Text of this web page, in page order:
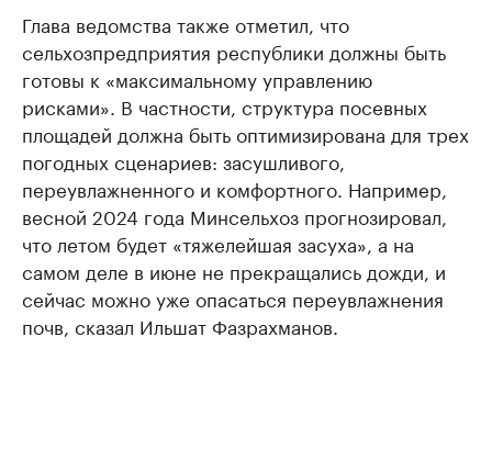
Глава ведомства также отметил, что
сельхозпредприятия республики должны быть
готовы к «максимальному управлению
рисками». В частности, структура посевных
площадей должна быть оптимизирована для трех
погодных сценариев: засушливого,
переувлажненного и комфортного. Например,
весной 2024 года Минсельхоз прогнозировал,
что летом будет «тяжелейшая засуха», а на
самом деле в июне не прекращались дожди, и
сейчас можно уже опасаться переувлажнения
почв, сказал Ильшат Фазрахманов.